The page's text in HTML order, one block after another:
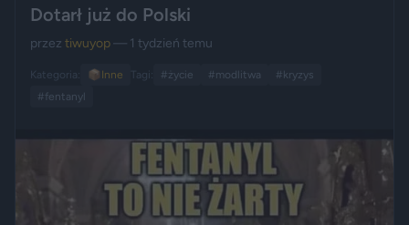
Dotarł już do Polski
przez tiwuyop— 1 tydzień temu
Kategoria: 📦 Inne Tagi: #życie #modlitwa
#kryzys
#fentanyl